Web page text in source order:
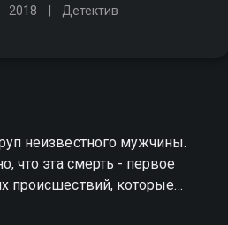
2018 Детектив
неизвестного мужчины.
что эта смерть - первое
происшествий, которые
помощницу вспомнить